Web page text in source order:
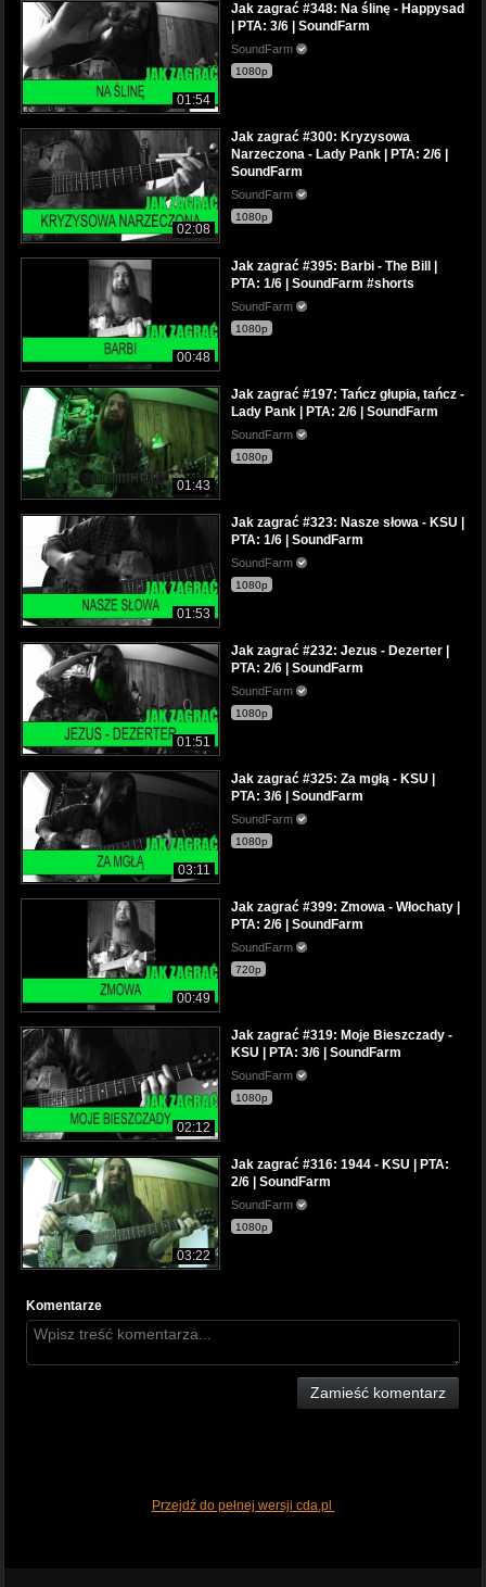
01:54
Jak zagrać #348: Na ślinę - Happysad
| PTA: 3/6 | SoundFarm
SoundFarm
1080p
02:08
Jak zagrać #300: Kryzysowa
Narzeczona - Lady Pank | PTA: 2/6 |
SoundFarm
SoundFarm
1080p
00:48
Jak zagrać #395: Barbi - The Bill |
PTA: 1/6 | SoundFarm #shorts
SoundFarm
1080p
01:43
Jak zagrać #197: Tańcz głupia, tańcz -
Lady Pank | PTA: 2/6 | SoundFarm
SoundFarm
1080p
01:53
Jak zagrać #323: Nasze słowa - KSU |
PTA: 1/6 | SoundFarm
SoundFarm
1080p
01:51
Jak zagrać #232: Jezus - Dezerter |
PTA: 2/6 | SoundFarm
SoundFarm
1080p
03:11
Jak zagrać #325: Za mgłą - KSU |
PTA: 3/6 | SoundFarm
SoundFarm
1080p
00:49
Jak zagrać #399: Zmowa - Włochaty |
PTA: 2/6 | SoundFarm
SoundFarm
720p
02:12
Jak zagrać #319: Moje Bieszczady -
KSU | PTA: 3/6 | SoundFarm
SoundFarm
1080p
03:22
Jak zagrać #316: 1944 - KSU | PTA:
2/6 | SoundFarm
SoundFarm
1080p
Komentarze
Zamieść komentarz
Przejdź do pełnej wersji cda.pl